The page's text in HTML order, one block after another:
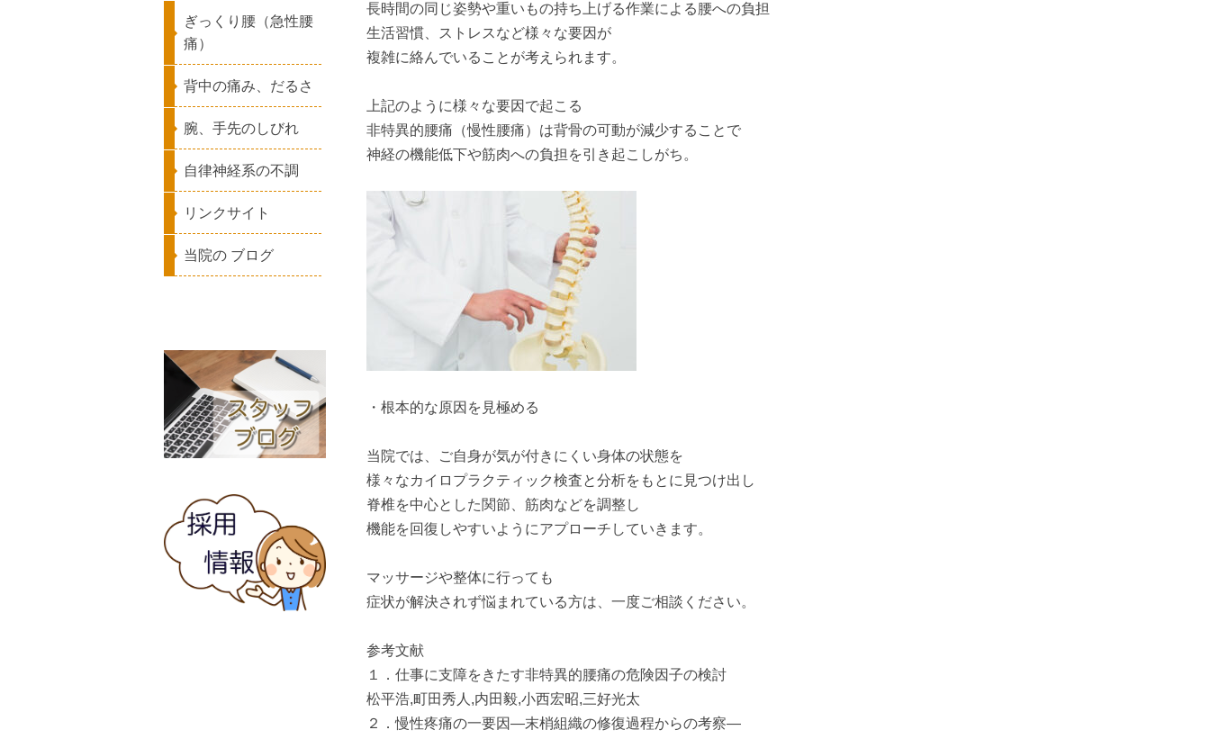
長時間の同じ姿勢や重いもの持ち上げる作業による腰への負担
生活習慣、ストレスなど様々な要因が
複雑に絡んでいることが考えられます。
上記のように様々な要因で起こる
非特異的腰痛（慢性腰痛）は背骨の可動が減少することで
神経の機能低下や筋肉への負担を引き起こしがち。
・根本的な原因を見極める
当院では、ご自身が気が付きにくい身体の状態を
様々なカイロプラクティック検査と分析をもとに見つけ出し
脊椎を中心とした関節、筋肉などを調整し
機能を回復しやすいようにアプローチしていきます。
マッサージや整体に行っても
症状が解決されず悩まれている方は、一度ご相談ください。
参考文献
１．仕事に支障をきたす非特異的腰痛の危険因子の検討
松平浩,町田秀人,内田毅,小西宏昭,三好光太
２．慢性疼痛の一要因—末梢組織の修復過程からの考察—
ぎっくり腰（急性腰
痛）
背中の痛み、だるさ
腕、手先のしびれ
自律神経系の不調
リンクサイト
当院の ブログ